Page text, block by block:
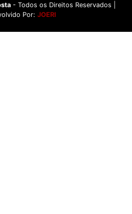
- Todos os Direitos Reservados |
Por: JOERI